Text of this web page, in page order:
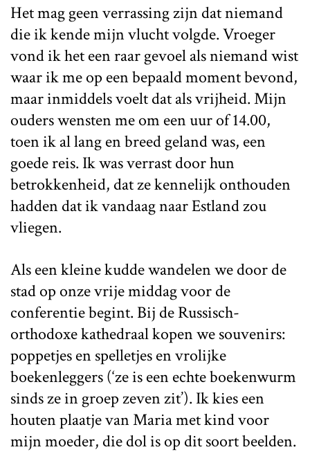
Het mag geen verrassing zijn dat niemand
die ik kende mijn vlucht volgde. Vroeger
vond ik het een raar gevoel als niemand wist
waar ik me op een bepaald moment bevond,
maar inmiddels voelt dat als vrijheid. Mijn
ouders wensten me om een uur of 14.00,
toen ik al lang en breed geland was, een
goede reis. Ik was verrast door hun
betrokkenheid, dat ze kennelijk onthouden
hadden dat ik vandaag naar Estland zou
vliegen.
Als een kleine kudde wandelen we door de
stad op onze vrije middag voor de
conferentie begint. Bij de Russisch-
orthodoxe kathedraal kopen we souvenirs:
poppetjes en spelletjes en vrolijke
boekenleggers (‘ze is een echte boekenwurm
sinds ze in groep zeven zit’). Ik kies een
houten plaatje van Maria met kind voor
mijn moeder, die dol is op dit soort beelden.